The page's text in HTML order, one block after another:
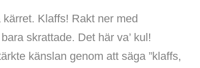
Klaffs! Rakt ner med
skrattade. Det här va’ kul!
känslan genom att säga ”klaffs,